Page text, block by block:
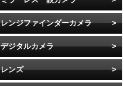
レンジファインダーカメラ
デジタルカメラ
レンズ